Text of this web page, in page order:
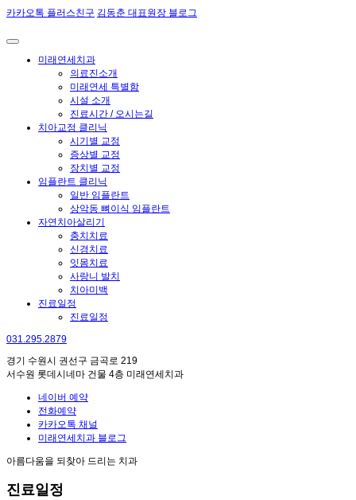
카카오톡 플러스친구 김동춘 대표원장 블로그
미래연세치과
의료진소개
미래연세 특별함
시설 소개
진료시간 / 오시는길
치아교정 클리닉
시기별 교정
증상별 교정
장치별 교정
임플란트 클리닉
일반 임플란트
상악동 뼈이식 임플란트
자연치아살리기
충치치료
신경치료
잇몸치료
사랑니 발치
치아미백
진료일정
진료일정
031.295.2879
경기 수원시 권선구 금곡로 219
서수원 롯데시네마 건물 4층 미래연세치과
네이버 예약
전화예약
카카오톡 채널
미래연세치과 블로그
아름다움을 되찾아 드리는 치과
진료일정